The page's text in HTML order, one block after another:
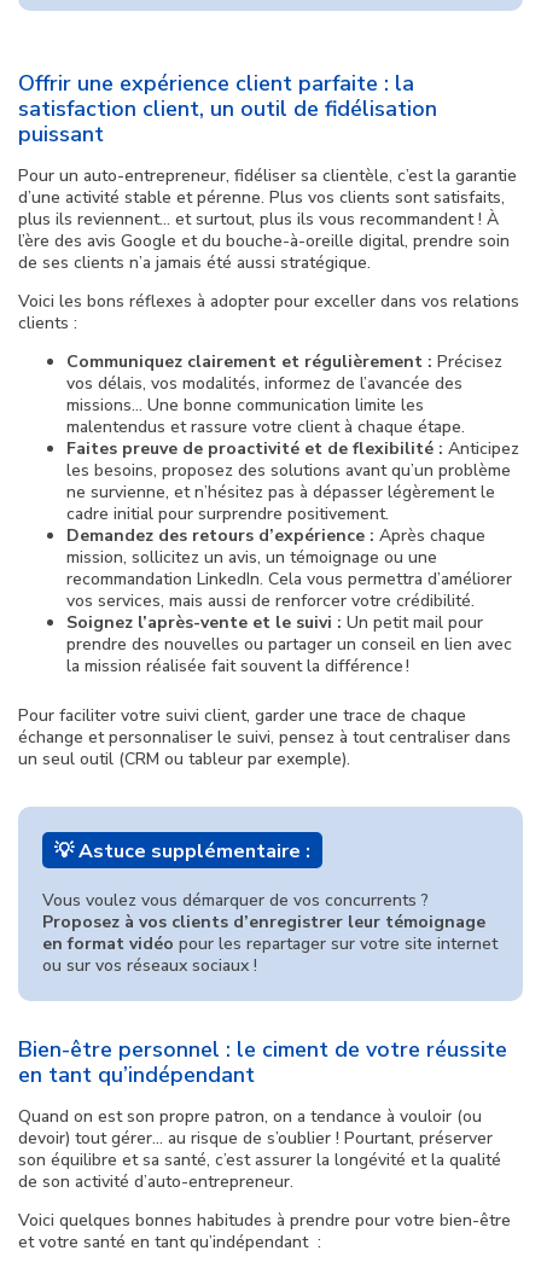
Offrir une expérience client parfaite : la
satisfaction client, un outil de fidélisation
puissant
Pour un auto-entrepreneur, fidéliser sa clientèle, c’est la garantie
d’une activité stable et pérenne. Plus vos clients sont satisfaits,
plus ils reviennent… et surtout, plus ils vous recommandent ! À
l’ère des avis Google et du bouche-à-oreille digital, prendre soin
de ses clients n’a jamais été aussi stratégique.
Voici les bons réflexes à adopter pour exceller dans vos relations
clients :
Communiquez clairement et régulièrement : Précisez
vos délais, vos modalités, informez de l’avancée des
missions… Une bonne communication limite les
malentendus et rassure votre client à chaque étape.
Faites preuve de proactivité et de flexibilité : Anticipez
les besoins, proposez des solutions avant qu’un problème
ne survienne, et n’hésitez pas à dépasser légèrement le
cadre initial pour surprendre positivement.
Demandez des retours d’expérience : Après chaque
mission, sollicitez un avis, un témoignage ou une
recommandation LinkedIn. Cela vous permettra d’améliorer
vos services, mais aussi de renforcer votre crédibilité.
Soignez l’après-vente et le suivi : Un petit mail pour
prendre des nouvelles ou partager un conseil en lien avec
la mission réalisée fait souvent la différence !
Pour faciliter votre suivi client, garder une trace de chaque
échange et personnaliser le suivi, pensez à tout centraliser dans
un seul outil (CRM ou tableur par exemple).
💡 Astuce supplémentaire :
Vous voulez vous démarquer de vos concurrents ?
Proposez à vos clients d’enregistrer leur témoignage
en format vidéo pour les repartager sur votre site internet
ou sur vos réseaux sociaux !
Bien-être personnel : le ciment de votre réussite
en tant qu’indépendant
Quand on est son propre patron, on a tendance à vouloir (ou
devoir) tout gérer… au risque de s’oublier ! Pourtant, préserver
son équilibre et sa santé, c’est assurer la longévité et la qualité
de son activité d’auto-entrepreneur.
Voici quelques bonnes habitudes à prendre pour votre bien-être
et votre santé en tant qu’indépendant :